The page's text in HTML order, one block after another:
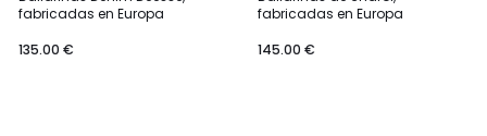
fabricadas en Europa
135.00 €
fabricadas en Europa
145.00 €